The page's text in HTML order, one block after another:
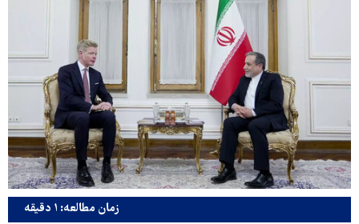
زمان مطالعه: ۱ دقیقه